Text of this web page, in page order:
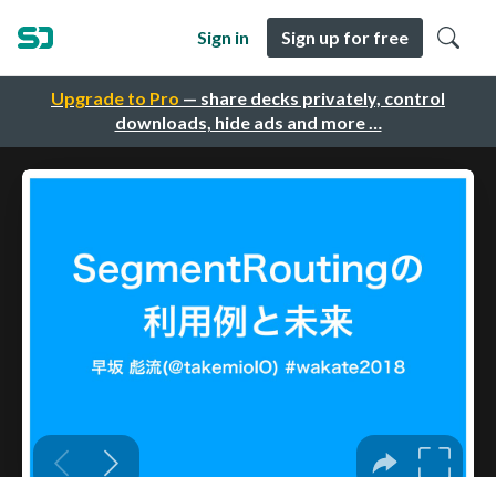
Upgrade to Pro — share decks privately, control
downloads, hide ads and more …
Sign in Sign up for free